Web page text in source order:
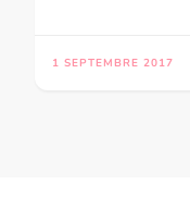
1 SEPTEMBRE 2017